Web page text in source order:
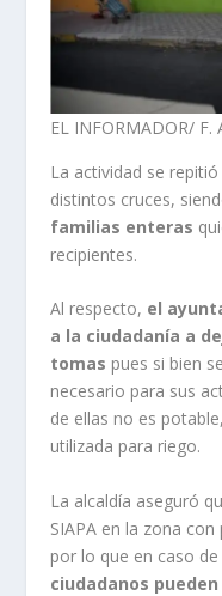
EL INFORMADOR/ F.
La actividad se
distintos cruces,
familias enteras
recipientes.
Al respecto, el
a la ciudadanía a
tomas pues si bien
necesario para sus
de ellas no es
utilizada para riego.
La alcaldía aseguró
SIAPA en la zona
por lo que en caso
ciudadanos